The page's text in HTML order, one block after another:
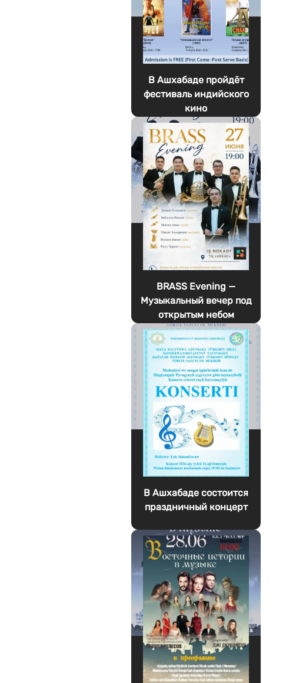
В Ашхабаде пройдёт
фестиваль индийского
кино
BRASS Evening —
Музыкальный вечер под
открытым небом
В Ашхабаде состоится
праздничный концерт